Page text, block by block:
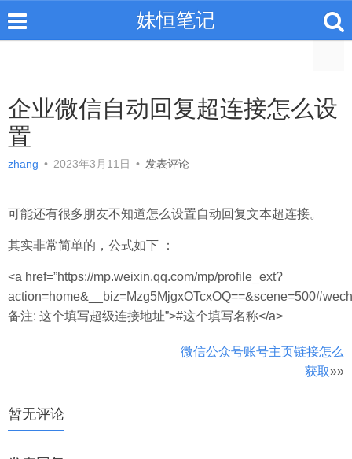
妹恒笔记
企业微信自动回复超连接怎么设
置
zhang • 2023年3月11日 • 发表评论
可能还有很多朋友不知道怎么设置自动回复文本超连接。
其实非常简单的，公式如下 ：
<a href=”https://mp.weixin.qq.com/mp/profile_ext?
备注: 这个填写超级连接地址”>#这个填写名称</a>
分
页
微信公众号账号主页链接怎么
获取»»
暂无评论